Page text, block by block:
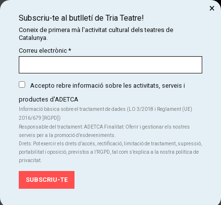
CARTELLERA
TOT EL QUE PASSARÀ A PARTIR D'ARA
Del dv. 21.02.25 al dg. 16.03.25
Teatre Poliorama
Durada:90 min
Teatre
Idiomes
Català
Subscriu-te al butlletí de Tria Teatre!
Coneix de primera mà l'activitat cultural dels teatres de
Catalunya.
Correu electrònic*
Accepto rebre informació sobre les activitats, serveis i
productes d'ADETCA
Informació bàsica sobre el tractament de dades (LO 3/2018 i Reglament (UE)
2016/679 ]RGPD])
Responsable del tractament: ADETCA Finalitat: Oferir i gestionar els nostres
serveis per a la promoció d’esdeveniments.
Drets: Pot exercir els drets d’accés, rectificació, limitació de tractament, supressió,
portabilitat i oposició, previstos a l’RGPD, tal com s’explica a la nostra política de
privacitat.
×